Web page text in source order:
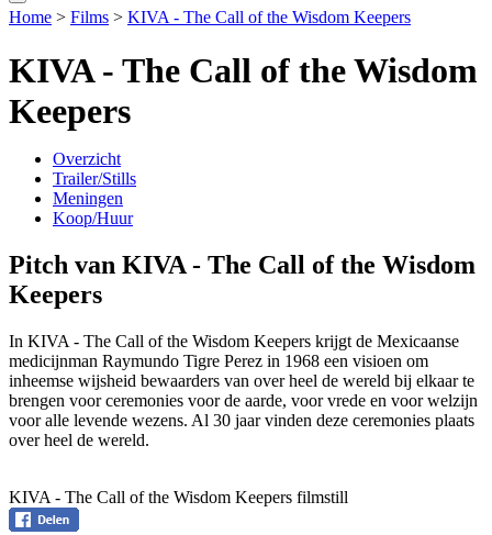
Home > Films > KIVA - The Call of the Wisdom Keepers
KIVA - The Call of the Wisdom
Keepers
Overzicht
Trailer/Stills
Meningen
Koop/Huur
Pitch van KIVA - The Call of the Wisdom
Keepers
In KIVA - The Call of the Wisdom Keepers krijgt de Mexicaanse
medicijnman Raymundo Tigre Perez in 1968 een visioen om
inheemse wijsheid bewaarders van over heel de wereld bij elkaar te
brengen voor ceremonies voor de aarde, voor vrede en voor welzijn
voor alle levende wezens. Al 30 jaar vinden deze ceremonies plaats
over heel de wereld.
KIVA - The Call of the Wisdom Keepers filmstill